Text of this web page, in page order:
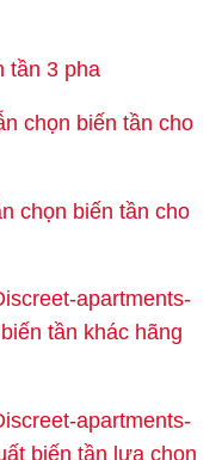
tần 3 pha
chọn biến tần cho
chọn biến tần cho
apartments-
tần khác hãng
apartments-
biến tần lựa chọn